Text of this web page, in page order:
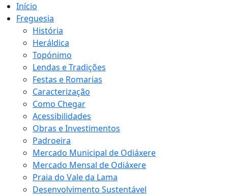
Início
Freguesia
História
Heráldica
Topónimo
Lendas e Tradições
Festas e Romarias
Caracterização
Como Chegar
Acessibilidades
Obras e Investimentos
Padroeira
Mercado Municipal de Odiáxere
Mercado Mensal de Odiáxere
Praia do Vale da Lama
Desenvolvimento Sustentável